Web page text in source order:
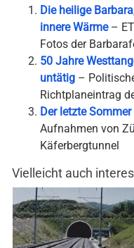
Die heilige
innere Wärme–
Fotos der
50 Jahre
untätig –
Richtplaneintrag
Der letzte Sommer
Aufnahmen von
Käferbergtunnel
Vielleicht auch